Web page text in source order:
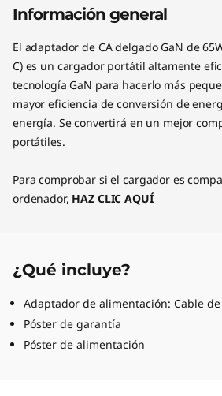
Información general
El adaptador de CA delgado GaN de
C) es un cargador portátil altamente
tecnología GaN para hacerlo más
mayor eficiencia de conversión de
energía. Se convertirá en un mejor
portátiles.
Para comprobar si el cargador es
ordenador, HAZ CLIC AQUÍ
¿Qué incluye?
Adaptador de alimentación: Cable
Póster de garantía
Póster de alimentación